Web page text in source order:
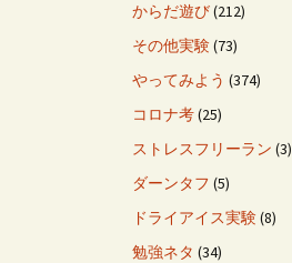
からだ遊び(212)
その他実験(73)
やってみよう (374)
コロナ考(25)
ストレスフリーラン (3)
ダーンタフ (5)
ドライアイス実験(8)
勉強ネタ (34)